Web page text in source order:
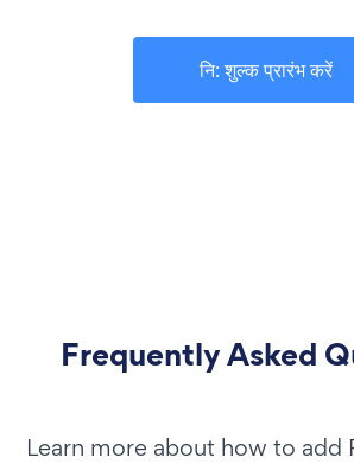
नि: शुल्क प्रारंभ करें
Frequently Asked
Learn more about how to add